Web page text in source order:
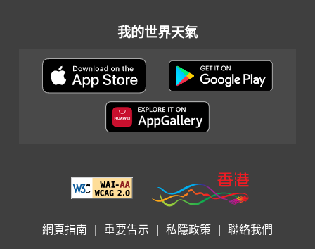
我的世界天氣
網頁指南 重要告示 私隱政策 聯絡我們